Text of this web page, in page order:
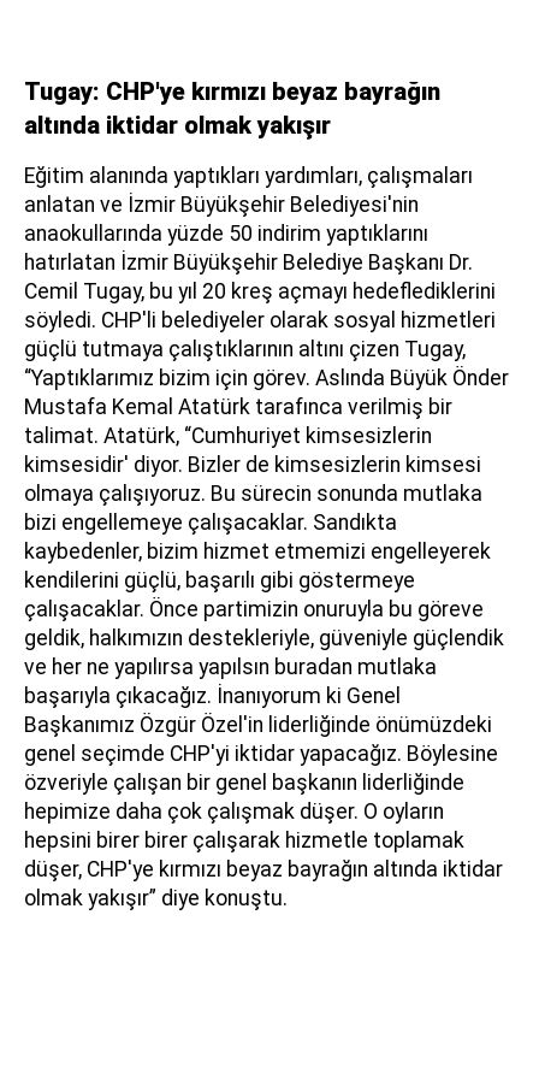
Tugay: CHP'ye kırmızı beyaz bayrağın
altında iktidar olmak yakışır
Eğitim alanında yaptıkları yardımları, çalışmaları
anlatan ve İzmir Büyükşehir Belediyesi'nin
anaokullarında yüzde 50 indirim yaptıklarını
hatırlatan İzmir Büyükşehir Belediye Başkanı Dr.
Cemil Tugay, bu yıl 20 kreş açmayı hedeflediklerini
söyledi. CHP'li belediyeler olarak sosyal hizmetleri
güçlü tutmaya çalıştıklarının altını çizen Tugay,
“Yaptıklarımız bizim için görev. Aslında Büyük Önder
Mustafa Kemal Atatürk tarafınca verilmiş bir
talimat. Atatürk, “Cumhuriyet kimsesizlerin
kimsesidir' diyor. Bizler de kimsesizlerin kimsesi
olmaya çalışıyoruz. Bu sürecin sonunda mutlaka
bizi engellemeye çalışacaklar. Sandıkta
kaybedenler, bizim hizmet etmemizi engelleyerek
kendilerini güçlü, başarılı gibi göstermeye
çalışacaklar. Önce partimizin onuruyla bu göreve
geldik, halkımızın destekleriyle, güveniyle güçlendik
ve her ne yapılırsa yapılsın buradan mutlaka
başarıyla çıkacağız. İnanıyorum ki Genel
Başkanımız Özgür Özel'in liderliğinde önümüzdeki
genel seçimde CHP'yi iktidar yapacağız. Böylesine
özveriyle çalışan bir genel başkanın liderliğinde
hepimize daha çok çalışmak düşer. O oyların
hepsini birer birer çalışarak hizmetle toplamak
düşer, CHP'ye kırmızı beyaz bayrağın altında iktidar
olmak yakışır” diye konuştu.